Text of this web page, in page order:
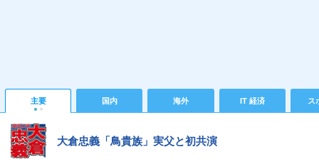
主要 国内 海外 IT 経済 ス
大倉忠義「鳥貴族」実父と初共演